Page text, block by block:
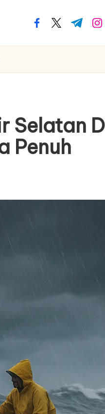
facebook.com
twitter.com
t.me
Selatan
Penuh